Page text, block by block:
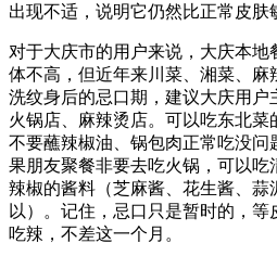
出现不适，说明它仍然比正常皮肤
对于大庆市的用户来说，大庆本
体不高，但近年来川菜、湘菜、麻
洗纹身后的忌口期，建议大庆用户
火锅店、麻辣烫店。可以吃东北
不要蘸辣椒油、锅包肉正常吃没问
果朋友聚餐非要去吃火锅，可以
辣椒的酱料（芝麻酱、花生酱、
以）。记住，忌口只是暂时的，
吃辣，不差这一个月。